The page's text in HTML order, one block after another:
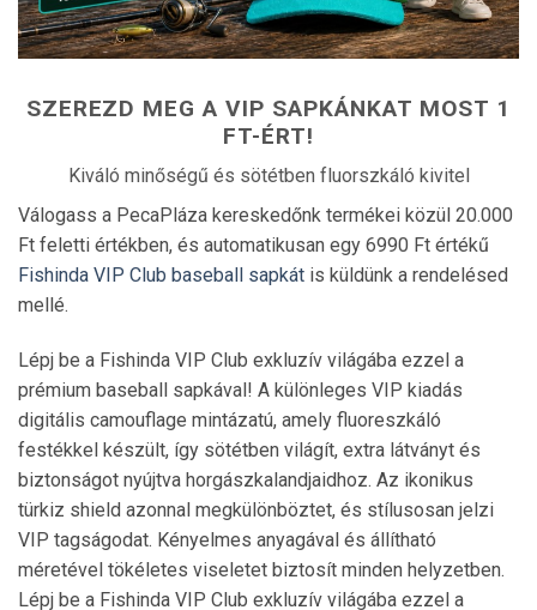
SZEREZD MEG A VIP SAPKÁNKAT MOST 1
FT-ÉRT!
Kiváló minőségű és sötétben fluorszkáló kivitel
Válogass a PecaPláza kereskedőnk termékei közül 20.000
Ft feletti értékben, és automatikusan egy 6990 Ft értékű
Fishinda VIP Club baseball sapkát is küldünk a rendelésed
mellé.
Lépj be a Fishinda VIP Club exkluzív világába ezzel a
prémium baseball sapkával! A különleges VIP kiadás
digitális camouflage mintázatú, amely fluoreszkáló
festékkel készült, így sötétben világít, extra látványt és
biztonságot nyújtva horgászkalandjaidhoz. Az ikonikus
türkiz shield azonnal megkülönböztet, és stílusosan jelzi
VIP tagságodat. Kényelmes anyagával és állítható
méretével tökéletes viseletet biztosít minden helyzetben.
Lépj be a Fishinda VIP Club exkluzív világába ezzel a